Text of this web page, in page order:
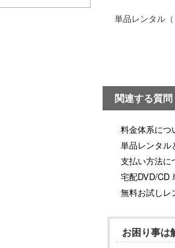
単品レンタル
関連する質問
料金体系につ
単品レンタル
支払い方法に
宅配DVD/CD
無料お試しレ
お困り事は